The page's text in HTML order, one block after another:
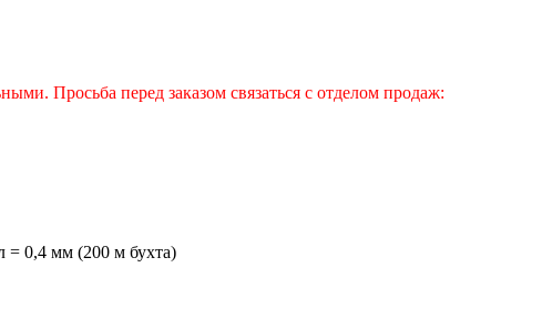
Просьба перед заказом связаться с отделом продаж:
0,4 мм (200 м бухта)